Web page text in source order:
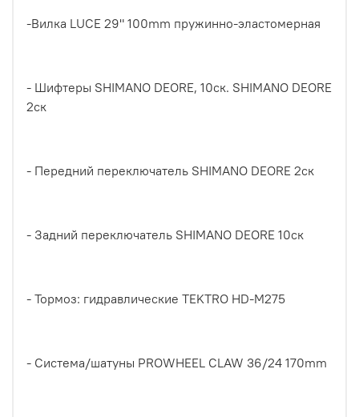
-Вилка LUCE 29" 100mm пружинно-эластомерная
- Шифтеры SHIMANO DEORE, 10ск. SHIMANO DEORE
2ск
- Передний переключатель SHIMANO DEORE 2ск
- Задний переключатель SHIMANO DEORE 10ск
- Тормоз: гидравлические TEKTRO HD-M275
- Система/шатуны PROWHEEL CLAW 36/24 170mm